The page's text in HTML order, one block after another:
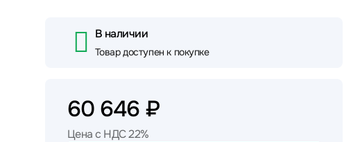
В наличии
Товар доступен к покупке
60 646 ₽
Цена с НДС 22%